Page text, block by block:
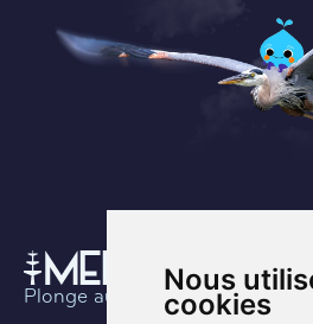
Nous
cookies
Plonge au coeur de l’histoire